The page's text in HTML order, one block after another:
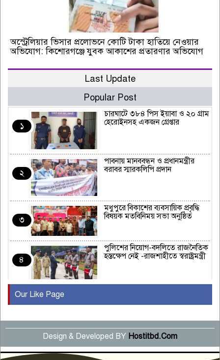
অস্ট্রেলিয়ার ভিসার প্রলোভনে কোটি টাকা হাতিয়ে নেওয়ার
অভিযোগ: কিশোরগঞ্জে যুবক আকাশের প্রতারণার অভিযোগ
Last Update
Popular Post
১
চারঘাটে ৩৮৪ পিস ইয়াবা ও ২০ গ্রাম
হেরোইনসহ একজন গ্রেপ্তার
২
পাবনায় মানববন্ধন ও প্রধানমন্ত্রীর
বরাবর স্মারকলিপি প্রদান
৩
মধুপুরে বিকাশের ব্যবসায়িক প্রবৃদ্ধি
বিষয়ক মতবিনিময় সভা অনুষ্ঠিত
৪
পুলিশের নিয়োগ-বদলিতে রাজনৈতিক
হস্তক্ষেপ নেই -রাজশাহীতে স্বরাষ্ট্রমন্ত্রী
৫
বছর পূর্তি উদযাপন
৬
সংবাদ সম্মেলনে অভিযোগ অস্বীকার
উদ্দেশ্য প্রণোদিত সংবাদ প্রকাশের
প্রতিবাদ নাজির হাসানের
Our Like Page
Design & Developed BY Hostitbd.Com